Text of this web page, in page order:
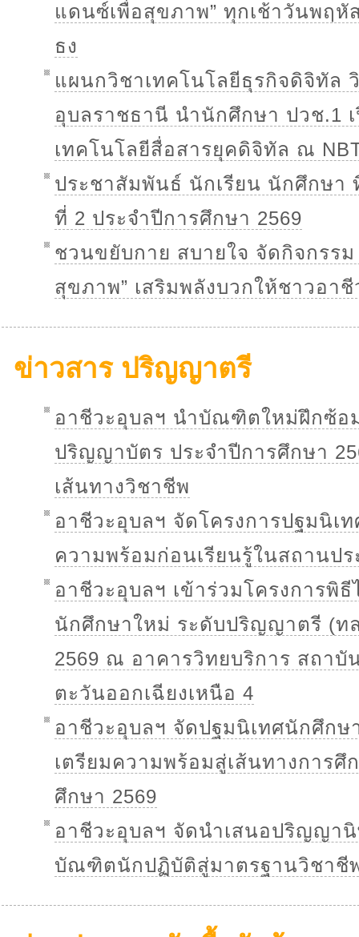
แดนซ์เพื่อสุขภาพ” ทุกเช้าวันพฤหั
ธง
แผนกวิชาเทคโนโลยีธุรกิจดิจิทัล
อุบลราชธานี นำนักศึกษา ปวช.1
เทคโนโลยีสื่อสารยุคดิจิทัล ณ
ประชาสัมพันธ์ นักเรียน นักศึกษา
ที่ 2 ประจำปีการศึกษา 2569
ชวนขยับกาย สบายใจ จัดกิจกรร
สุขภาพ” เสริมพลังบวกให้ชาวอาชี
ข่าวสาร ปริญญาตรี
อาชีวะอุบลฯ นำบัณฑิตใหม่ฝึกซ้อ
ปริญญาบัตร ประจำปีการศึกษา
เส้นทางวิชาชีพ
อาชีวะอุบลฯ จัดโครงการปฐมนิเ
ความพร้อมก่อนเรียนรู้ในสถานปร
อาชีวะอุบลฯ เข้าร่วมโครงการพิ
นักศึกษาใหม่ ระดับปริญญาตรี (ท
2569 ณ อาคารวิทยบริการ สถาบั
ตะวันออกเฉียงเหนือ 4
อาชีวะอุบลฯ จัดปฐมนิเทศนักศึก
เตรียมความพร้อมสู่เส้นทางการ
ศึกษา 2569
อาชีวะอุบลฯ จัดนำเสนอปริญญา
บัณฑิตนักปฏิบัติสู่มาตรฐานวิชาชี